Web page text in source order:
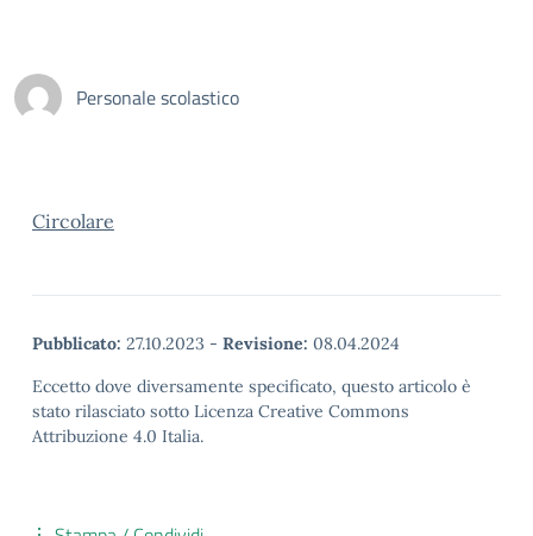
Personale scolastico
Circolare
Pubblicato: 27.10.2023 - Revisione: 08.04.2024
Eccetto dove diversamente specificato, questo articolo è
stato rilasciato sotto Licenza Creative Commons
Attribuzione 4.0 Italia.